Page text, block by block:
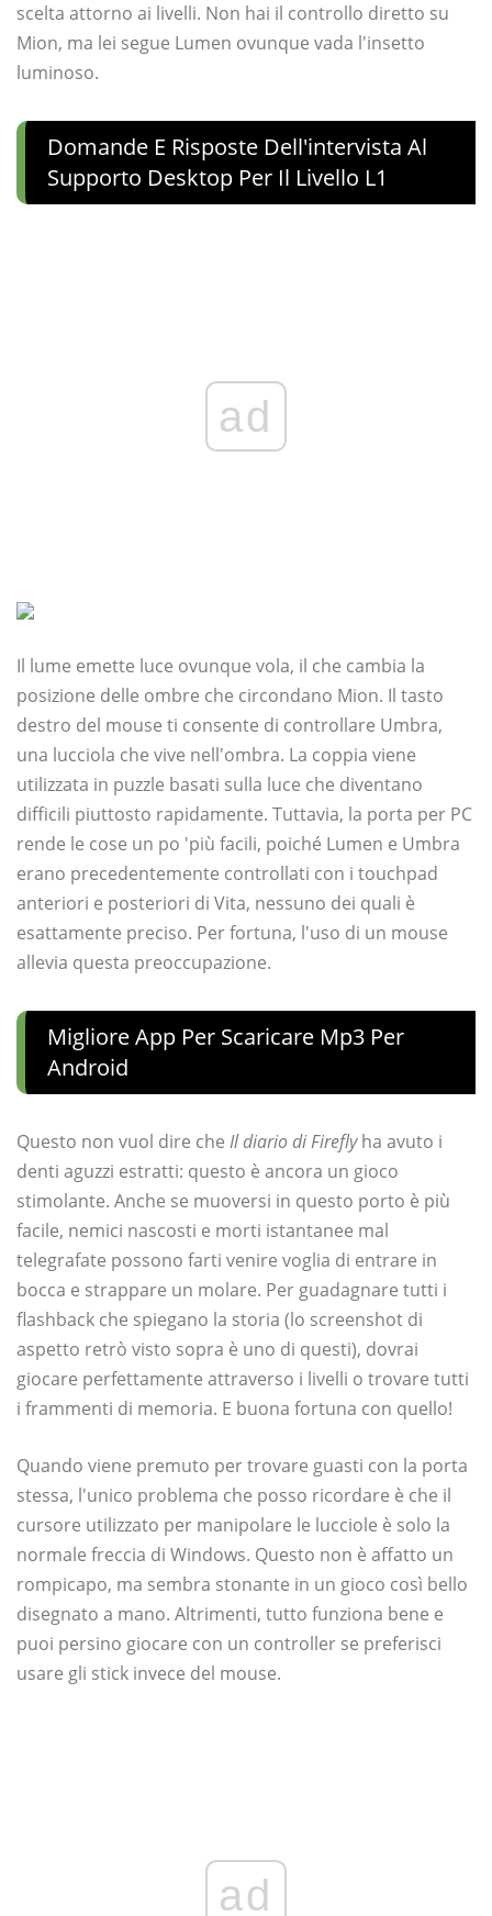
scelta attorno ai livelli. Non hai il controllo diretto su
Mion, ma lei segue Lumen ovunque vada l'insetto
luminoso.
Domande E Risposte Dell'intervista Al
Supporto Desktop Per Il Livello L1
ad
Il lume emette luce ovunque vola, il che cambia la
posizione delle ombre che circondano Mion. Il tasto
destro del mouse ti consente di controllare Umbra,
una lucciola che vive nell'ombra. La coppia viene
utilizzata in puzzle basati sulla luce che diventano
difficili piuttosto rapidamente. Tuttavia, la porta per PC
rende le cose un po 'più facili, poiché Lumen e Umbra
erano precedentemente controllati con i touchpad
anteriori e posteriori di Vita, nessuno dei quali è
esattamente preciso. Per fortuna, l'uso di un mouse
allevia questa preoccupazione.
Migliore App Per Scaricare Mp3 Per
Android
Questo non vuol dire che Il diario di Fireflyha avuto i
denti aguzzi estratti: questo è ancora un gioco
stimolante. Anche se muoversi in questo porto è più
facile, nemici nascosti e morti istantanee mal
telegrafate possono farti venire voglia di entrare in
bocca e strappare un molare. Per guadagnare tutti i
flashback che spiegano la storia (lo screenshot di
aspetto retrò visto sopra è uno di questi), dovrai
giocare perfettamente attraverso i livelli o trovare tutti
i frammenti di memoria. E buona fortuna con quello!
Quando viene premuto per trovare guasti con la porta
stessa, l'unico problema che posso ricordare è che il
cursore utilizzato per manipolare le lucciole è solo la
normale freccia di Windows. Questo non è affatto un
rompicapo, ma sembra stonante in un gioco così bello
disegnato a mano. Altrimenti, tutto funziona bene e
puoi persino giocare con un controller se preferisci
usare gli stick invece del mouse.
ad